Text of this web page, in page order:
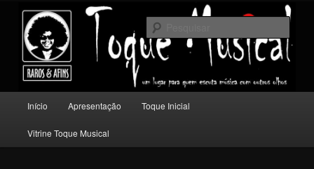
conteúdo
principal
conteúdo
secundário
Toque Musical
Um lugar para quem escuta música com outros olhos.
principal
Início Apresentação Toque Inicial
Vitrine Toque Musical